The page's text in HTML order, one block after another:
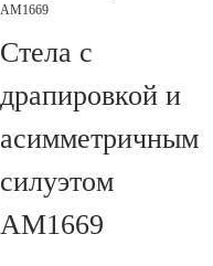
AM1669
Стела с
драпировкой и
асимметричным
силуэтом
AM1669